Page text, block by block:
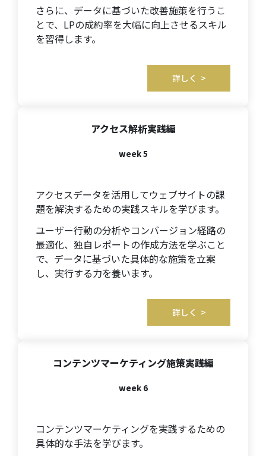
さらに、データに基づいた改善施策を行うこ
とで、LPの成約率を大幅に向上させるスキル
を習得します。
詳しく >
アクセス解析実践編
week 5
アクセスデータを活用してウェブサイトの課
題を解決するための実践スキルを学びます。
ユーザー行動の分析やコンバージョン経路の
最適化、独自レポートの作成方法を学ぶこと
で、データに基づいた具体的な施策を立案
し、実行する力を養います。
詳しく >
コンテンツマーケティング施策実践編
week 6
コンテンツマーケティングを実践するための
具体的な手法を学びます。